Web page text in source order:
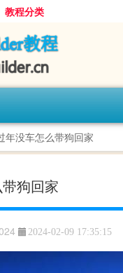
教程分类
年没车怎么带狗回家
狗回家
2024-02-09 17:35:15